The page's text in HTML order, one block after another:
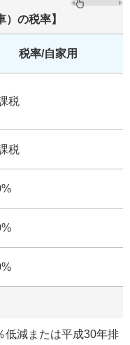
）の税率】
税率/自家用
税
税
低減または平成30年排